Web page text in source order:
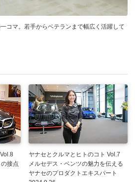
コマ。若手からベテランまで幅広く活躍して
Vol.8
接点
ヤナセとクルマとヒトのコト Vol.7
メルセデス・ベンツの魅力を伝える
ヤナセのプロダクトエキスパート